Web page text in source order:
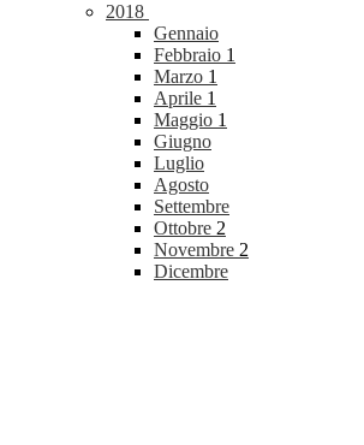
2018
Gennaio
Febbraio 1
Marzo 1
Aprile 1
Maggio 1
Giugno
Luglio
Agosto
Settembre
Ottobre 2
Novembre 2
Dicembre